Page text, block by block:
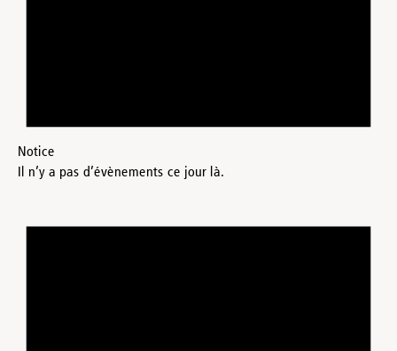
Notice
Il n’y a pas d’évènements ce jour là.